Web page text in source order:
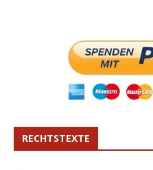
RECHTSTEXTE